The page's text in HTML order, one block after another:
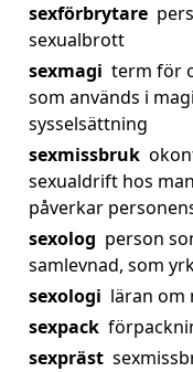
sexförbrytare
sexualbrott
sexmagi term för
som används i
sysselsättning
sexmissbruk
sexualdrift hos
påverkar
sexolog person
samlevnad, som
sexologi läran om
sexpack
sexpräst